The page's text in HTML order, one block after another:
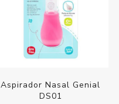
Aspirador Nasal Genial
DS01